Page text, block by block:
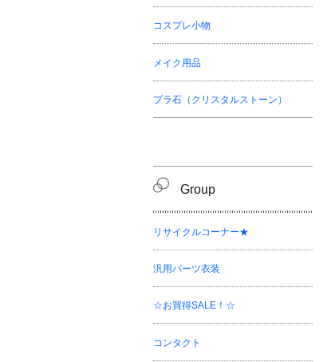
コスプレ小物
メイク用品
プラ石（クリスタルストーン）
Group
リサイクルコーナー★
汎用パーツ衣装
☆お買得SALE！☆
コンタクト